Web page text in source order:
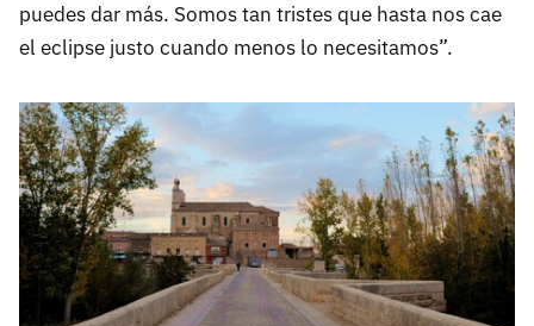
puedes dar más. Somos tan tristes que hasta nos cae
el eclipse justo cuando menos lo necesitamos”.